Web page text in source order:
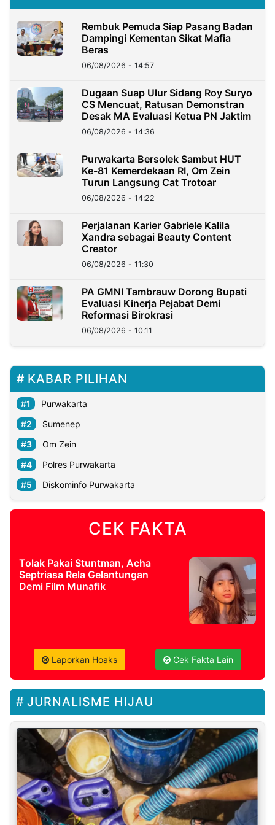
Rembuk Pemuda Siap Pasang Badan
Dampingi Kementan Sikat Mafia
Beras
06/08/2026 - 14:57
Dugaan Suap Ulur Sidang Roy Suryo
CS Mencuat, Ratusan Demonstran
Desak MA Evaluasi Ketua PN Jaktim
06/08/2026 - 14:36
Purwakarta Bersolek Sambut HUT
Ke-81 Kemerdekaan RI, Om Zein
Turun Langsung Cat Trotoar
06/08/2026 - 14:22
Perjalanan Karier Gabriele Kalila
Xandra sebagai Beauty Content
Creator
06/08/2026 - 11:30
PA GMNI Tambrauw Dorong Bupati
Evaluasi Kinerja Pejabat Demi
Reformasi Birokrasi
06/08/2026 - 10:11
KABAR PILIHAN
Purwakarta
Sumenep
Om Zein
Polres Purwakarta
Diskominfo Purwakarta
CEK FAKTA
Tolak Pakai Stuntman, Acha
Septriasa Rela Gelantungan
Demi Film Munafik
Laporkan Hoaks Cek Fakta Lain
JURNALISME HIJAU